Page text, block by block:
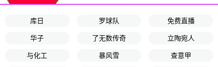
库日 罗球队 免费直播
华子 了无数传奇 立陶宛人
与化工 暴风雪 查意甲